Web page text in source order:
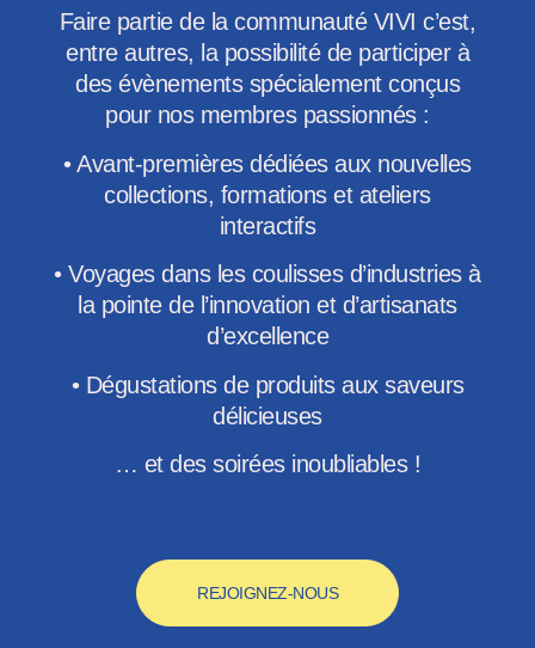
Faire partie de la communauté VIVI c’est,
entre autres, la possibilité de participer à
des évènements spécialement conçus
pour nos membres passionnés :
• Avant-premières dédiées aux nouvelles
collections, formations et ateliers
interactifs
• Voyages dans les coulisses d’industries à
la pointe de l’innovation et d’artisanats
d’excellence
• Dégustations de produits aux saveurs
délicieuses
… et des soirées inoubliables !
REJOIGNEZ-NOUS